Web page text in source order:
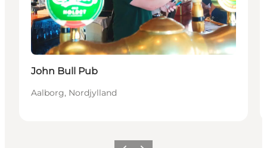
John Bull Pub
Aalborg, Nordjylland